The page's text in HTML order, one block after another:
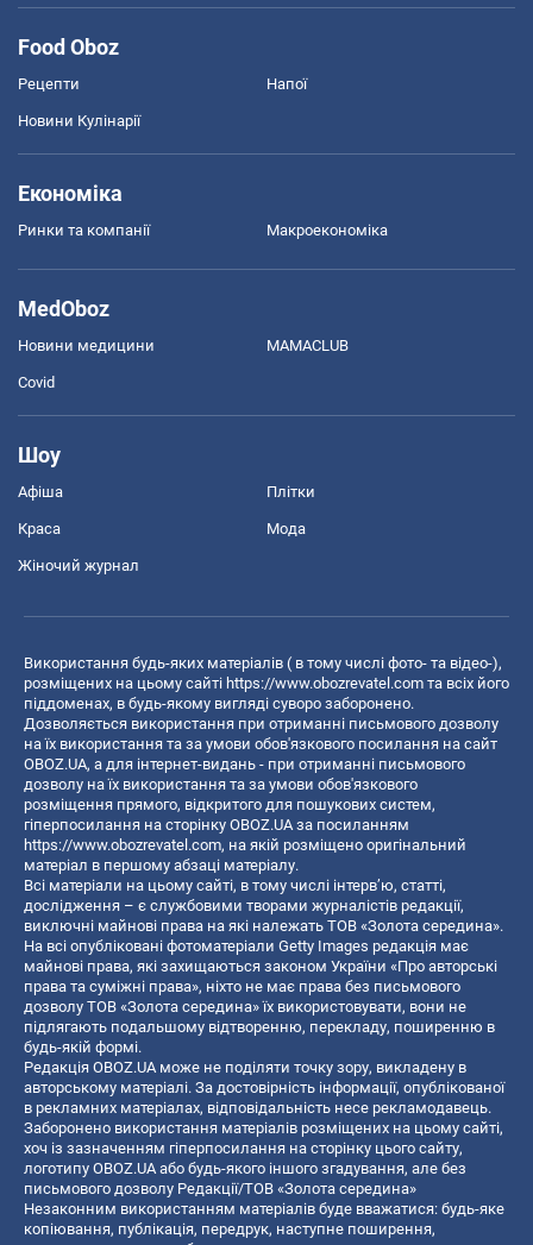
Food Oboz
Рецепти Напої
Новини Кулінарії
Економіка
Ринки та компанії Макроекономіка
MedOboz
Новини медицини MAMACLUB
Covid
Шоу
Афіша Плітки
Краса Мода
Жіночий журнал
Використання будь-яких матеріалів ( в тому числі фото- та відео-),
розміщених на цьому сайті https://www.obozrevatel.com та всіх його
піддоменах, в будь-якому вигляді суворо заборонено.
Дозволяється використання при отриманні письмового дозволу
на їх використання та за умови обов'язкового посилання на сайт
OBOZ.UA, а для інтернет-видань - при отриманні письмового
дозволу на їх використання та за умови обов'язкового
розміщення прямого, відкритого для пошукових систем,
гіперпосилання на сторінку OBOZ.UA за посиланням
https://www.obozrevatel.com, на якій розміщено оригінальний
матеріал в першому абзаці матеріалу.
Всі матеріали на цьому сайті, в тому числі інтерв’ю, статті,
дослідження – є службовими творами журналістів редакції,
виключні майнові права на які належать ТОВ «Золота середина».
На всі опубліковані фотоматеріали Getty Images редакція має
майнові права, які захищаються законом України «Про авторські
права та суміжні права», ніхто не має права без письмового
дозволу ТОВ «Золота середина» їх використовувати, вони не
підлягають подальшому відтворенню, перекладу, поширенню в
будь-якій формі.
Редакція OBOZ.UA може не поділяти точку зору, викладену в
авторському матеріалі. За достовірність інформації, опублікованої
в рекламних матеріалах, відповідальність несе рекламодавець.
Заборонено використання матеріалів розміщених на цьому сайті,
хоч із зазначенням гіперпосилання на сторінку цього сайту,
логотипу OBOZ.UA або будь-якого іншого згадування, але без
письмового дозволу Редакції/ТОВ «Золота середина»
Незаконним використанням матеріалів буде вважатися: будь-яке
копiювання, публiкацiя, передрук, наступне поширення,